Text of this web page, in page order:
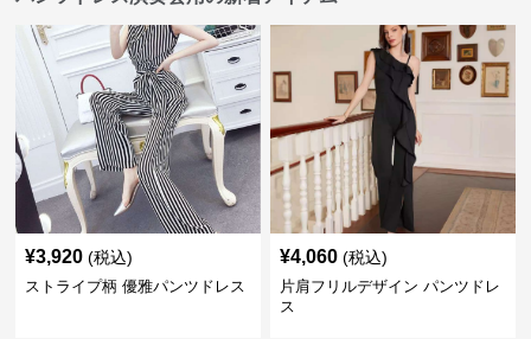
¥3,920 (税込)
ストライプ柄 優雅パンツドレス
¥4,060 (税込)
片肩フリルデザイン パンツドレ
ス